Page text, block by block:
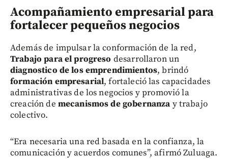
Acompañamiento empresarial para
fortalecer pequeños negocios
Además de impulsar la conformación de la red,
Trabajo para el progreso desarrollaron un
diagnostico de los emprendimientos, brindó
formación empresarial, fortaleció las capacidades
administrativas de los negocios y promovió la
creación de mecanismos de gobernanza y trabajo
colectivo.
“Era necesaria una red basada en la confianza, la
comunicación y acuerdos comunes”, afirmó Zuluaga.